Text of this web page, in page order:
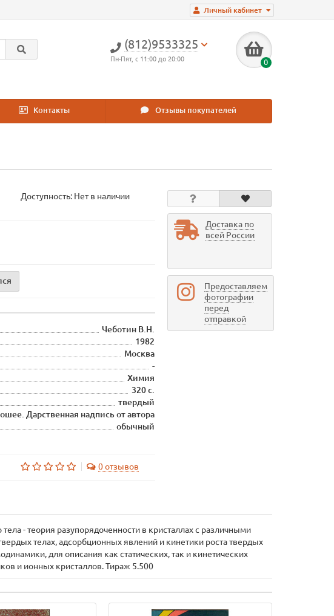
Личный кабинет
(812)9533325
Пн-Пят, с 11:00 до 20:00 0
Контакты Отзывы покупателей
Доступность: Нет в наличии
Чеботин В.Н.
1982
Москва
-
Химия
320 с.
твердый
Дарственная надпись от автора
обычный
0 отзывов
Доставка по
всей России
Предоставляем
фотографии
перед
отправкой
- теория разупорядоченности в кристаллах с различными
телах, адсорбционных явлений и кинетики роста твердых
для описания как статических, так и кинетических
и ионных кристаллов. Тираж 5.500